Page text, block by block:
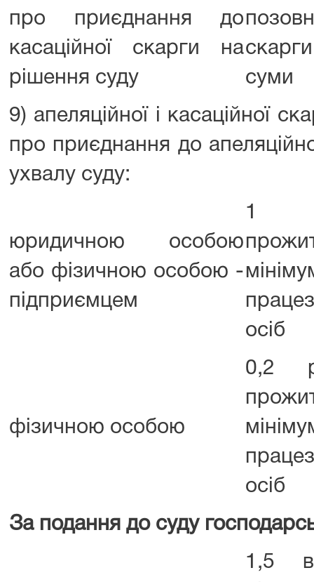
про приєднання до
касаційної скарги на
рішення суду
суми
9) апеляційної і касаційної
про приєднання до
ухвалу суду:
юридичною особою
або фізичною особою -
підприємцем
1
осіб
фізичною особою
0,2
осіб
За подання до суду
1,5